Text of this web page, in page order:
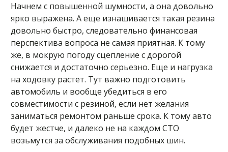
Начнем с повышенной шумности, а она довольно
ярко выражена. А еще изнашивается такая резина
довольно быстро, следовательно финансовая
перспектива вопроса не самая приятная. К тому
же, в мокрую погоду сцепление с дорогой
снижается и достаточно серьезно. Еще и нагрузка
на ходовку растет. Тут важно подготовить
автомобиль и вообще убедиться в его
совместимости с резиной, если нет желания
заниматься ремонтом раньше срока. К тому авто
будет жестче, и далеко не на каждом СТО
возьмутся за обслуживания подобных шин.